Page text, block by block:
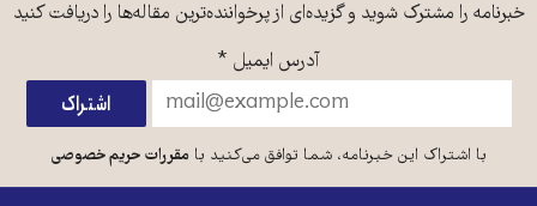
خبرنامه را مشترک شوید و گزیده‌ای از پرخواننده‌ترین مقاله‌ها را دریافت کنید
آدرس ایمیل *
با اشتراک این خبرنامه، شما توافق می‌کنید بامقررات حریم خصوصی